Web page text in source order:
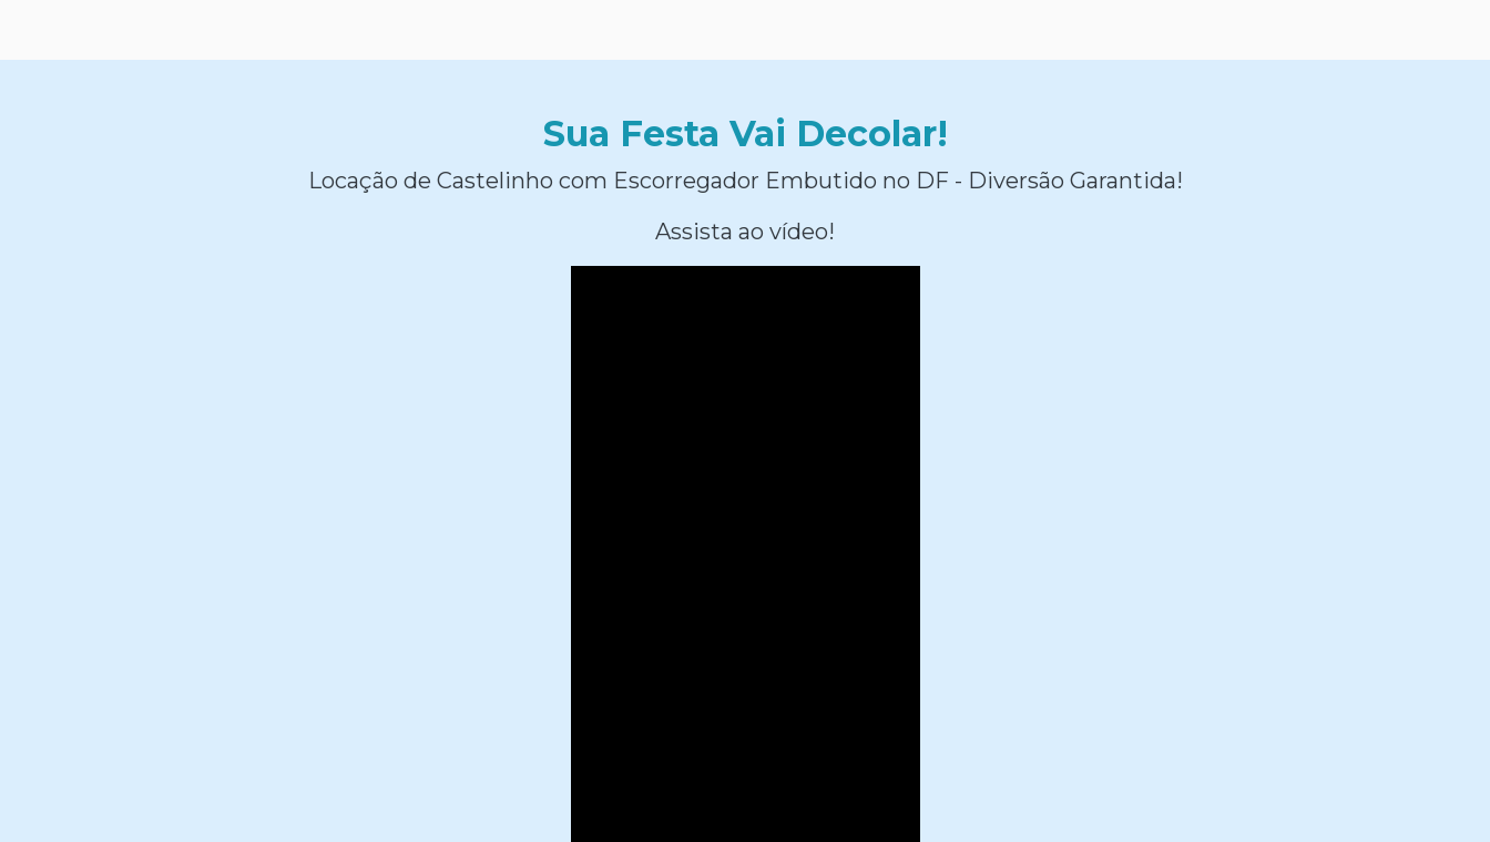
Sua Festa Vai Decolar!
Locação de Castelinho com Escorregador Embutido no DF - Diversão Garantida!
Assista ao vídeo!